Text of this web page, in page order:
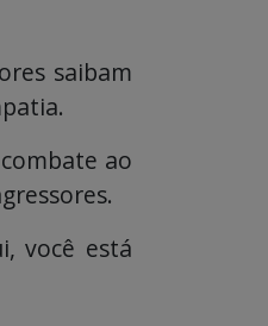
saibam
ao
você está